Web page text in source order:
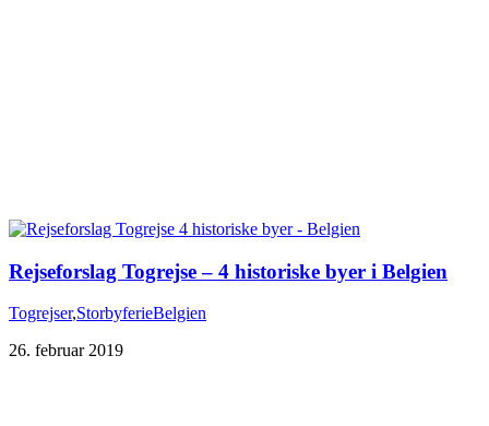
Rejseforslag Togrejse – 4 historiske byer i Belgien
Togrejser,StorbyferieBelgien
26. februar 2019